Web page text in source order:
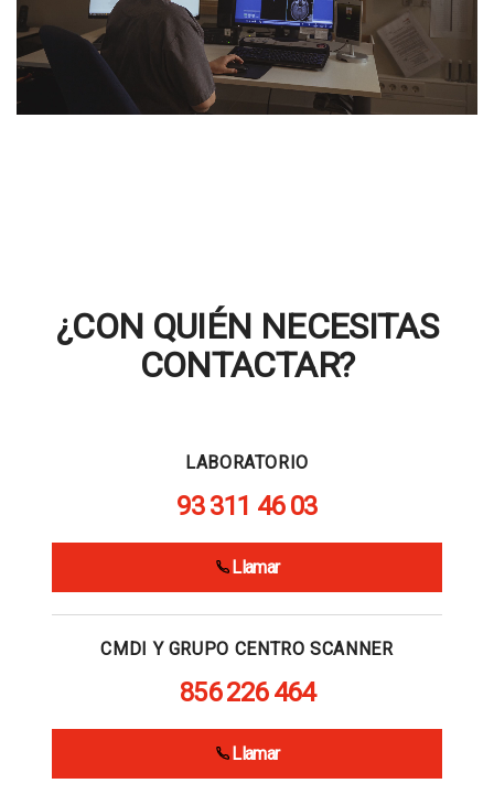
¿CON QUIÉN NECESITAS
CONTACTAR?
LABORATORIO
93 311 46 03
Llamar
CMDI Y GRUPO CENTRO SCANNER
856 226 464
Llamar